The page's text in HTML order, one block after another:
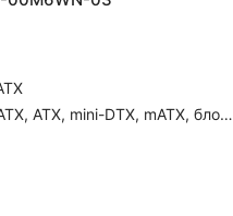
внизу, USB 3.0x2, 220x475x461 мм, вес 8.5 кг